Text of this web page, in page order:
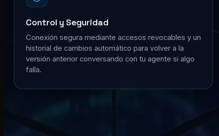
Control y Seguridad
Conexión segura mediante accesos revocables y un
historial de cambios automático para volver a la
versión anterior conversando con tu agente si algo
falla.